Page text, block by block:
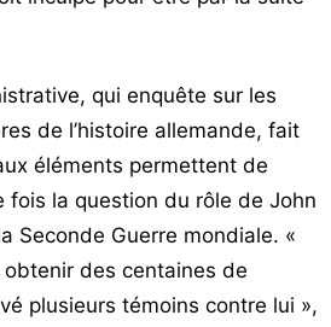
qui enquête sur les
de l’histoire allemande, fait
éléments permettent de
fois la question du rôle de John
Seconde Guerre mondiale. «
des centaines de
plusieurs témoins contre lui »,